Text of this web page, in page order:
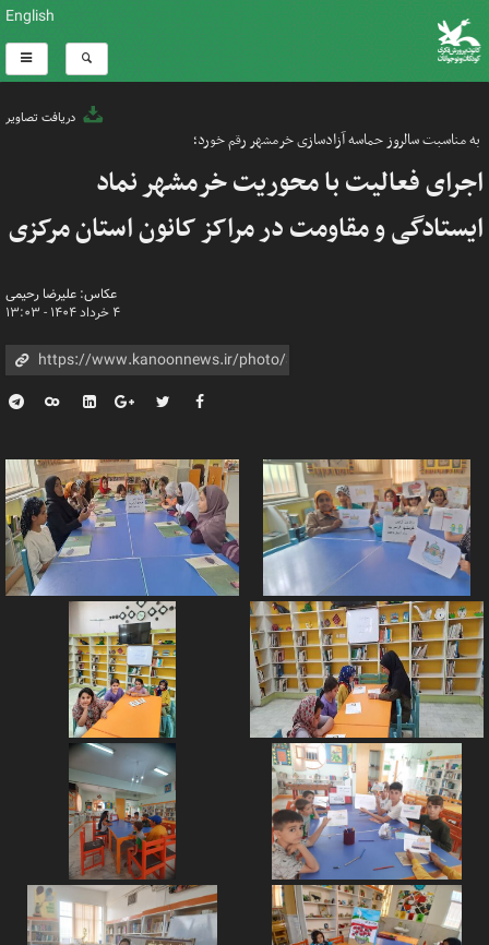
English
دریافت تصاویر
به مناسبت سالروز حماسه آزادسازی خرمشهر رقم خورد؛
اجرای فعالیت با محوریت خرمشهر نماد
ایستادگی و مقاومت در مراکز کانون استان مرکزی
عکاس: علیرضا رحیمی
۴ خرداد ۱۴۰۴ - ۱۳:۰۳